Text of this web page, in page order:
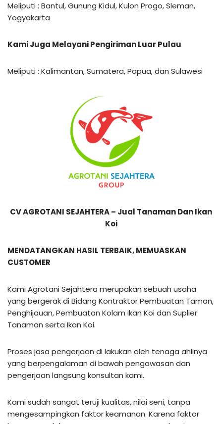
Meliputi : Bantul, Gunung Kidul, Kulon Progo, Sleman,
Yogyakarta
Kami Juga Melayani Pengiriman Luar Pulau
Meliputi : Kalimantan, Sumatera, Papua, dan Sulawesi
CV AGROTANI SEJAHTERA – Jual Tanaman Dan Ikan
Koi
MENDATANGKAN HASIL TERBAIK, MEMUASKAN
CUSTOMER
Kami Agrotani Sejahtera merupakan sebuah usaha
yang bergerak di Bidang Kontraktor Pembuatan Taman,
Penghijauan, Pembuatan Kolam Ikan Koi dan Suplier
Tanaman serta Ikan Koi.
Proses jasa pengerjaan di lakukan oleh tenaga ahlinya
yang berpengalaman di bawah pengawasan dan
pengerjaan langsung konsultan kami.
Kami sudah sangat teruji kualitas, nilai seni, tanpa
mengesampingkan faktor keamanan. Karena faktor